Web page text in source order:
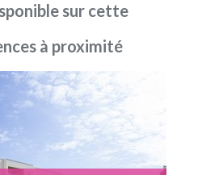
sur cette
à proximité